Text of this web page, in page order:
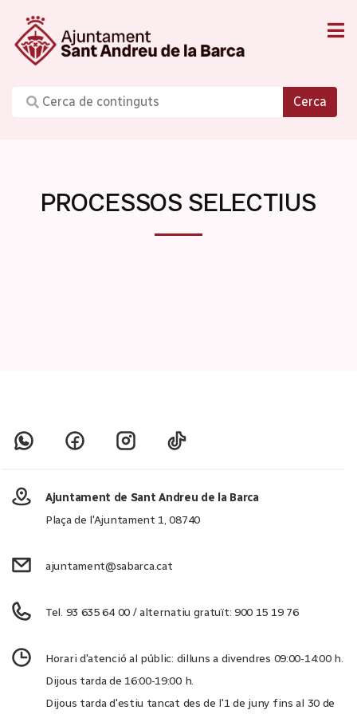
Cerca
PROCESSOS SELECTIUS
Ajuntament de Sant Andreu de la Barca
Plaça de l'Ajuntament 1, 08740
ajuntament@sabarca.cat
Tel. 93 635 64 00 / alternatiu gratuït: 900 15 19 76
Horari d'atenció al públic: dilluns a divendres 09:00-14:00 h.
Dijous tarda de 16:00-19:00 h.
Dijous tarda d'estiu tancat des de l'1 de juny fins al 30 de